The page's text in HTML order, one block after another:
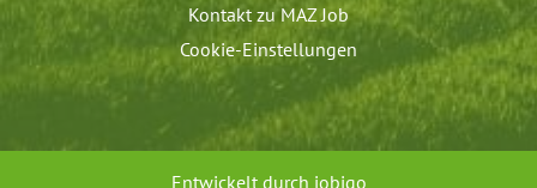
Kontakt zu MAZ Job
Cookie-Einstellungen
Entwickelt durch jobiqo